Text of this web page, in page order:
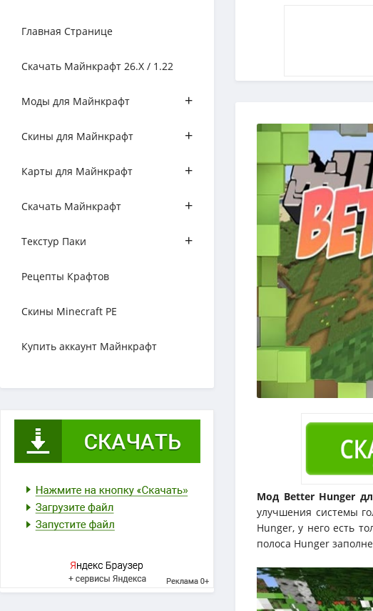
Главная Странице
Скачать Майнкрафт 26.Х / 1.22
Моды для Майнкрафт +
Скины для Майнкрафт +
Карты для Майнкрафт +
Скачать Майнкрафт +
Текстур Паки +
Рецепты Крафтов
Скины Minecraft PE
Купить аккаунт Майнкрафт
Мод Better Hunger
улучшения системы
Hunger, у него есть
полоса Hunger